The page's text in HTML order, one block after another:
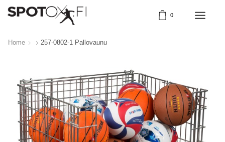
0
Home 257-0802-1 Pallovaunu